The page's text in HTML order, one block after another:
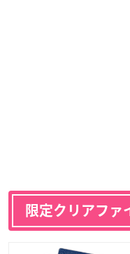
限定クリアファ